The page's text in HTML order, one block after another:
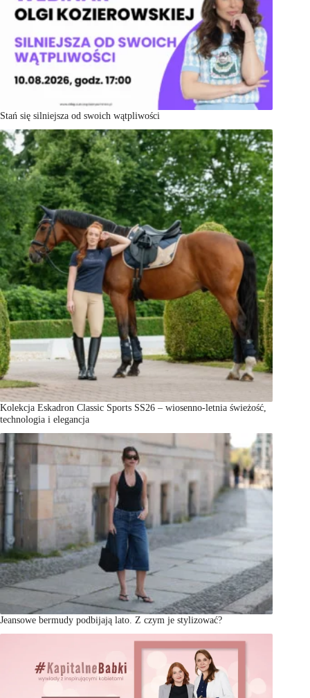
Stań się silniejsza od swoich wątpliwości
Kolekcja Eskadron Classic Sports SS26 – wiosenno-letnia świeżość,
technologia i elegancja
Jeansowe bermudy podbijają lato. Z czym je stylizować?